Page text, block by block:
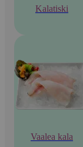
Kalatiski
Vaalea kala